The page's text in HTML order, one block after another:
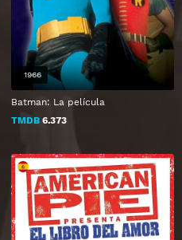
Batman: La película
TMDB 6.373
1966